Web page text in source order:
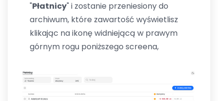
"Płatnicy" i zostanie przeniesiony do
archiwum, które zawartość wyświetlisz
klikając na ikonę widniejącą w prawym
górnym rogu poniższego screena,